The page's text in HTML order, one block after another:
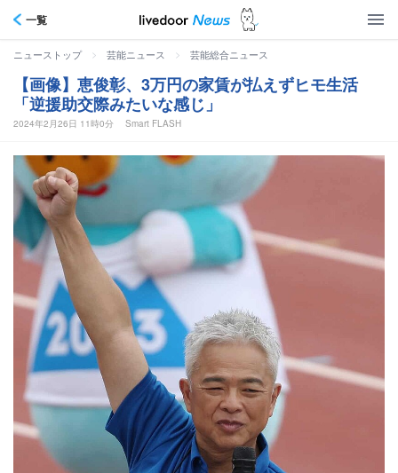
一覧
ニューストップ > 芸能ニュース > 芸能総合ニュース
【画像】恵俊彰、3万円の家賃が払えずヒモ生活
「逆援助交際みたいな感じ」
2024年2月26日 11時0分 Smart FLASH